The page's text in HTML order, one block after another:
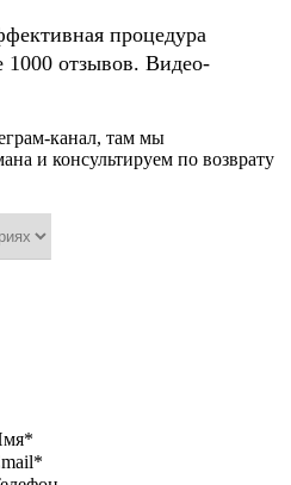
процедура
1000 отзывов. Видео-
канал, там мы
и консультируем по возврату